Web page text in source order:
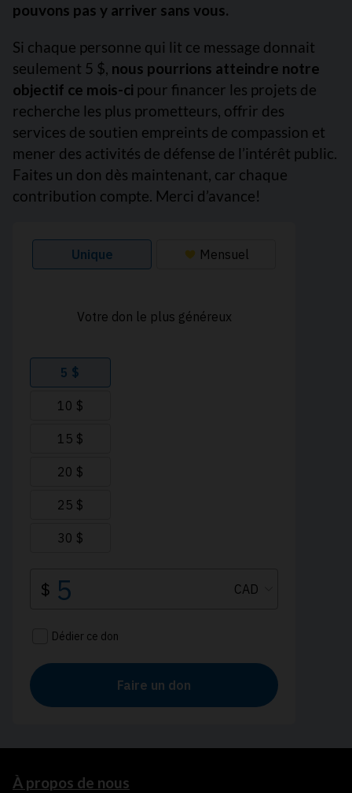
pouvons pas y arriver sans vous.
Si chaque personne qui lit ce message donnait
seulement 5 $, nous pourrions atteindre notre
objectif ce mois-ci pour financer les projets de
recherche les plus prometteurs, offrir des
services de soutien empreints de compassion et
mener des activités de défense de l’intérêt public.
Faites un don dès maintenant, car chaque
contribution compte. Merci d’avance!
À propos de nous